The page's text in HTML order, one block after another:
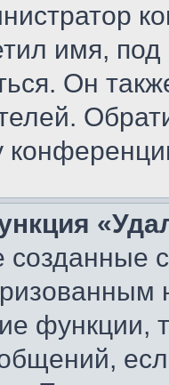
имя,
Он
созданные
функции,